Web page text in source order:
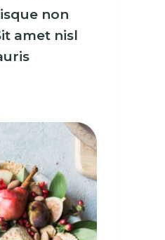
non
amet nisl